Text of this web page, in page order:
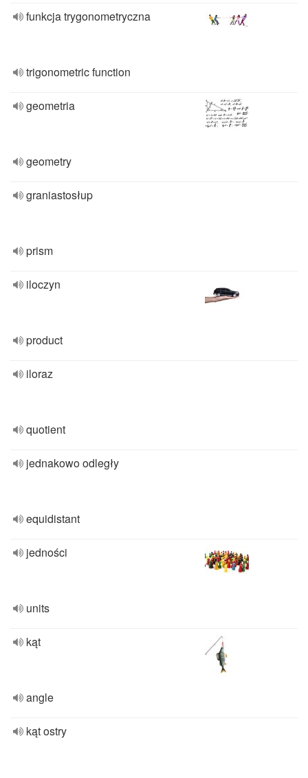
funkcja trygonometryczna
trigonometric function
geometria
geometry
graniastosłup
prism
iloczyn
product
iloraz
quotient
jednakowo odległy
equidistant
jedności
units
kąt
angle
kąt ostry